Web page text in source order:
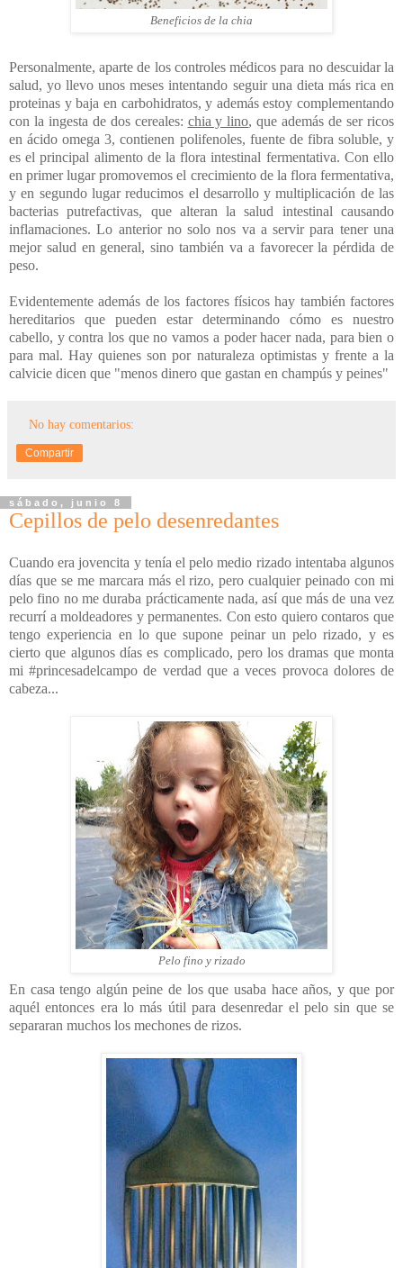
Beneficios de la chia
Personalmente, aparte de los controles médicos para no descuidar la
salud, yo llevo unos meses intentando seguir una dieta más rica en
proteinas y baja en carbohidratos, y además estoy complementando
con la ingesta de dos cereales: chia y lino, que además de ser ricos
en ácido omega 3, contienen polifenoles, fuente de fibra soluble, y
es el principal alimento de la flora intestinal fermentativa. Con ello
en primer lugar promovemos el crecimiento de la flora fermentativa,
y en segundo lugar reducimos el desarrollo y multiplicación de las
bacterias putrefactivas, que alteran la salud intestinal causando
inflamaciones. Lo anterior no solo nos va a servir para tener una
mejor salud en general, sino también va a favorecer la pérdida de
peso.
Evidentemente además de los factores físicos hay también factores
hereditarios que pueden estar determinando cómo es nuestro
cabello, y contra los que no vamos a poder hacer nada, para bien o
para mal. Hay quienes son por naturaleza optimistas y frente a la
calvicie dicen que "menos dinero que gastan en champús y peines"
No hay comentarios:
Compartir
sábado, junio 8
Cepillos de pelo desenredantes
Cuando era jovencita y tenía el pelo medio rizado intentaba algunos
días que se me marcara más el rizo, pero cualquier peinado con mi
pelo fino no me duraba prácticamente nada, así que más de una vez
recurrí a moldeadores y permanentes. Con esto quiero contaros que
tengo experiencia en lo que supone peinar un pelo rizado, y es
cierto que algunos días es complicado, pero los dramas que monta
mi #princesadelcampo de verdad que a veces provoca dolores de
cabeza...
Pelo fino y rizado
En casa tengo algún peine de los que usaba hace años, y que por
aquél entonces era lo más útil para desenredar el pelo sin que se
separaran muchos los mechones de rizos.